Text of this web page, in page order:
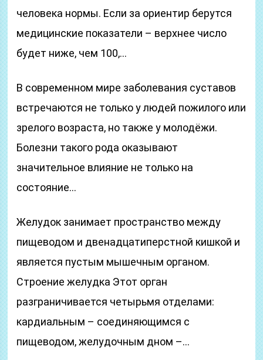
человека нормы. Если за ориентир берутся
медицинские показатели – верхнее число
будет ниже, чем 100,…
В современном мире заболевания суставов
встречаются не только у людей пожилого или
зрелого возраста, но также у молодёжи.
Болезни такого рода оказывают
значительное влияние не только на
состояние…
Желудок занимает пространство между
пищеводом и двенадцатиперстной кишкой и
является пустым мышечным органом.
Строение желудка Этот орган
разграничивается четырьмя отделами:
кардиальным – соединяющимся с
пищеводом, желудочным дном –…